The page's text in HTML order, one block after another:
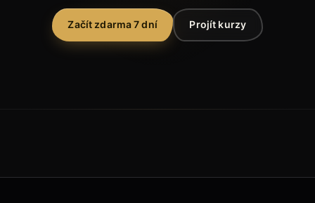
Začít zdarma 7 dní Projít kurzy